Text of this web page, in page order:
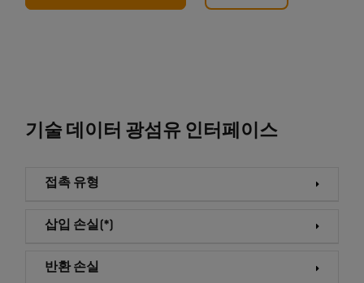
기술 데이터 광섬유 인터페이스
접촉 유형
삽입 손실(*)
반환 손실